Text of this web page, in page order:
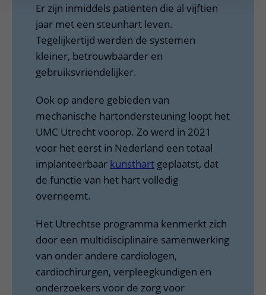
Er zijn inmiddels patiënten die al vijftien
jaar met een steunhart leven.
Tegelijkertijd werden de systemen
kleiner, betrouwbaarder en
gebruiksvriendelijker.
Ook op andere gebieden van
mechanische hartondersteuning loopt het
UMC Utrecht voorop. Zo werd in 2021
voor het eerst in Nederland een totaal
implanteerbaar kunsthart geplaatst, dat
de functie van het hart volledig
overneemt.
Het Utrechtse programma kenmerkt zich
door een multidisciplinaire samenwerking
van onder andere cardiologen,
cardiochirurgen, verpleegkundigen en
onderzoekers voor de zorg voor